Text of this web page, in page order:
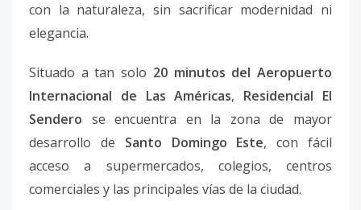
con la naturaleza, sin sacrificar modernidad ni
elegancia.
Situado a tan solo 20 minutos del Aeropuerto
Internacional de Las Américas, Residencial El
Sendero se encuentra en la zona de mayor
desarrollo de Santo Domingo Este, con fácil
acceso a supermercados, colegios, centros
comerciales y las principales vías de la ciudad.